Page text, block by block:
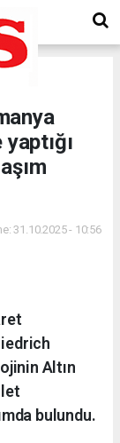
31.10.2025 - 10:56
Altın
bulundu.